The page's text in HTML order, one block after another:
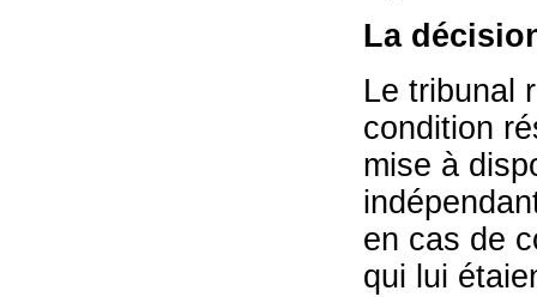
La
Le tribunal
condition
mise à
en cas de
qui lui